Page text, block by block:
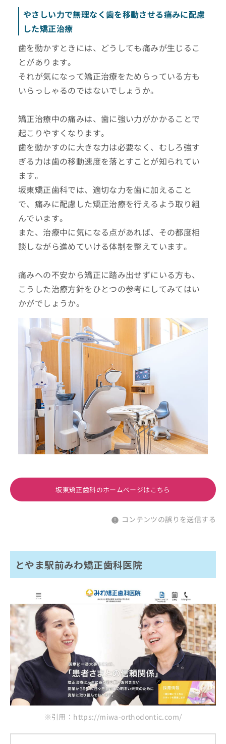
やさしい力で無理なく歯を移動させる痛みに配慮
した矯正治療
歯を動かすときには、どうしても痛みが生じるこ
とがあります。
それが気になって矯正治療をためらっている方も
いらっしゃるのではないでしょうか。
矯正治療中の痛みは、歯に強い力がかかることで
起こりやすくなります。
歯を動かすのに大きな力は必要なく、むしろ強す
ぎる力は歯の移動速度を落とすことが知られてい
ます。
坂東矯正歯科では、適切な力を歯に加えること
で、痛みに配慮した矯正治療を行えるよう取り組
んでいます。
また、治療中に気になる点があれば、その都度相
談しながら進めていける体制を整えています。
痛みへの不安から矯正に踏み出せずにいる方も、
こうした治療方針をひとつの参考にしてみてはい
かがでしょうか。
坂東矯正歯科のホームページはこちら
コンテンツの誤りを送信する
とやま駅前みわ矯正歯科医院
※引用：https://miwa-orthodontic.com/